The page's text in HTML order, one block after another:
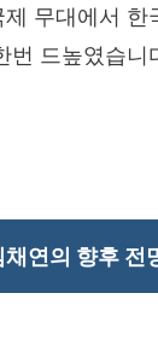
무대에서 한
번 드높였습니
채연의 향후 전